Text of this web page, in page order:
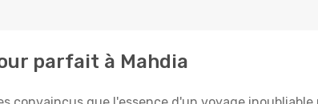
parfait à Mahdia